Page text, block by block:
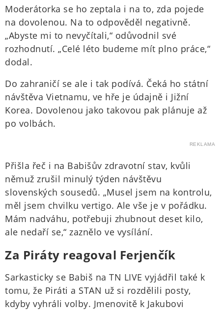
Moderátorka se ho zeptala i na to, zda pojede
na dovolenou. Na to odpověděl negativně.
„Abyste mi to nevyčítali,“ odůvodnil své
rozhodnutí. „Celé léto budeme mít plno práce,“
dodal.
Do zahraničí se ale i tak podívá. Čeká ho státní
návštěva Vietnamu, ve hře je údajně i Jižní
Korea. Dovolenou jako takovou pak plánuje až
po volbách.
REKLAMA
Přišla řeč i na Babišův zdravotní stav, kvůli
němuž zrušil minulý týden návštěvu
slovenských sousedů. „Musel jsem na kontrolu,
měl jsem chvilku vertigo. Ale vše je v pořádku.
Mám nadváhu, potřebuji zhubnout deset kilo,
ale nedaří se,“ zaznělo ve vysílání.
Za Piráty reagoval Ferjenčík
Sarkasticky se Babiš na TN LIVE vyjádřil také k
tomu, že Piráti a STAN už si rozdělili posty,
kdyby vyhráli volby. Jmenovitě k Jakubovi